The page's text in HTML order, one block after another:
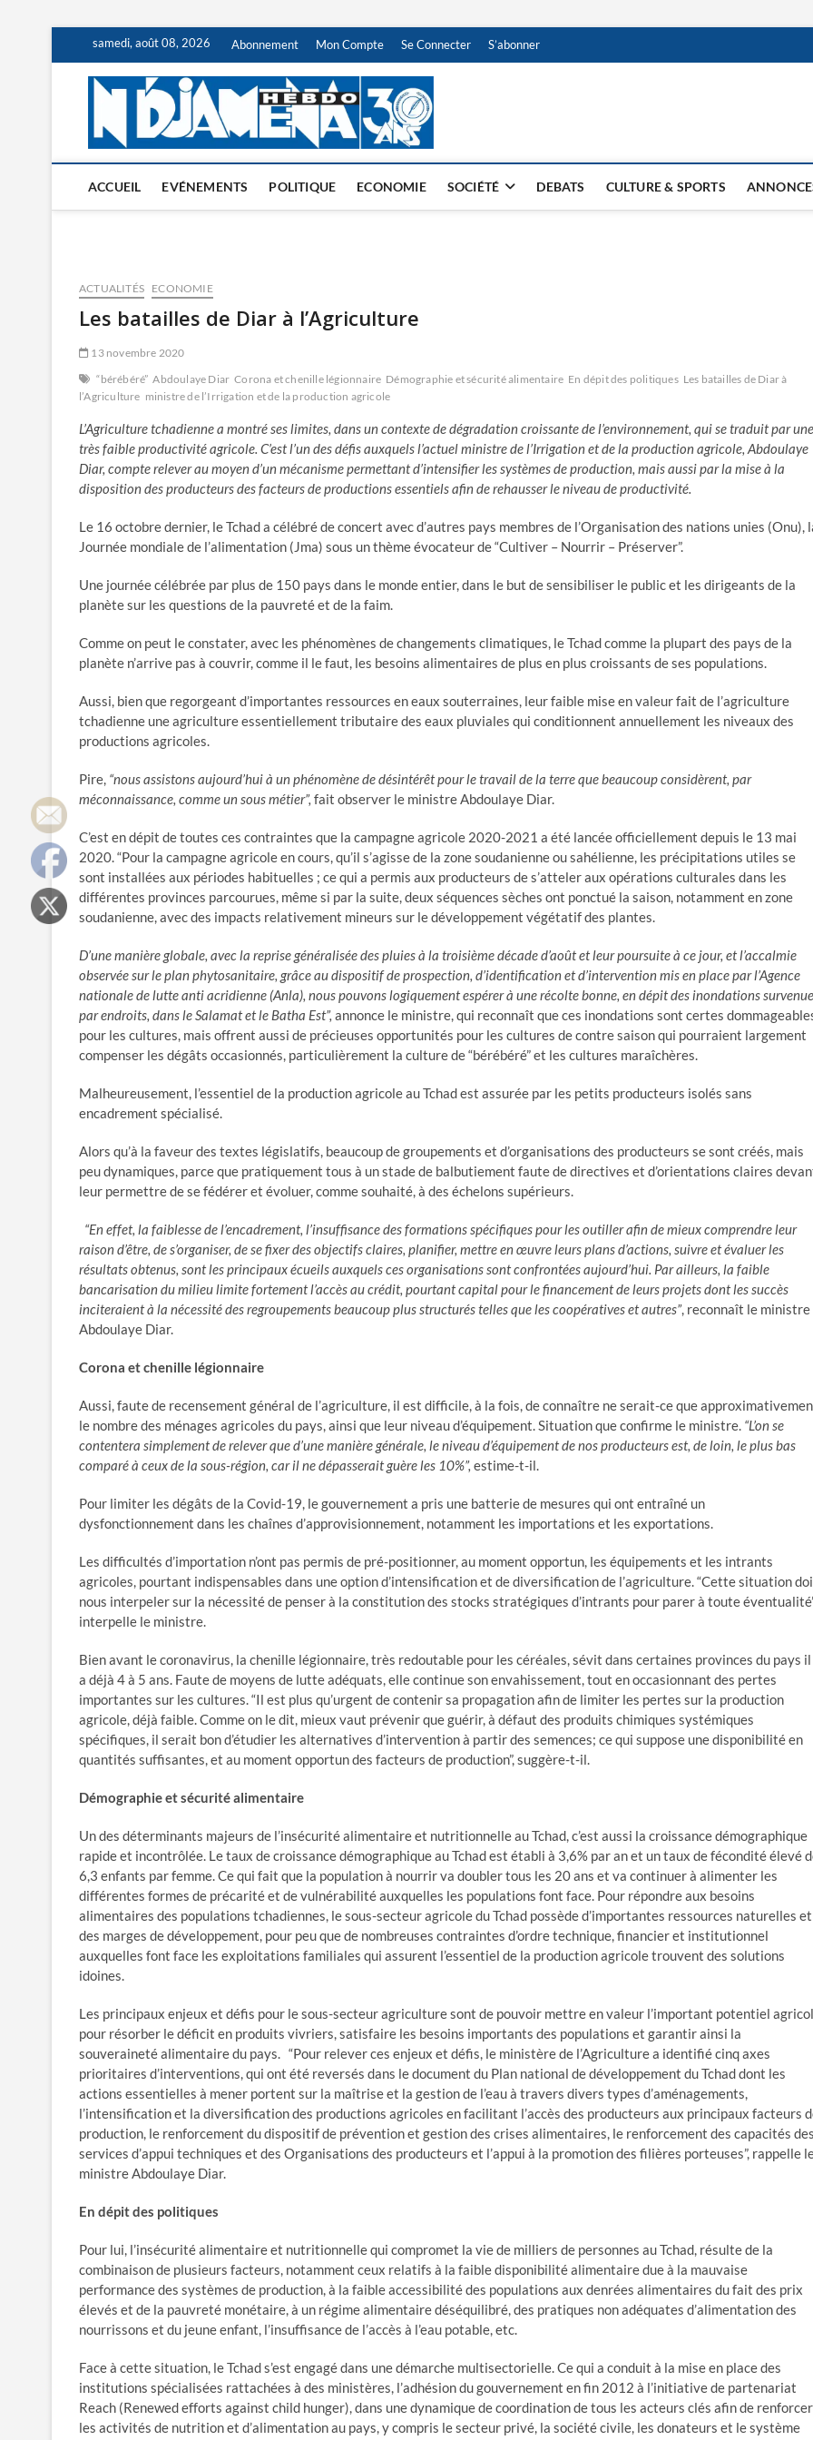
content
samedi, août 08, 2026 Abonnement Mon Compte Se Connecter S’abonner
NDJAMENA HEBDO
ACCUEIL EVÉNEMENTS POLITIQUE ECONOMIE SOCIÉTÉ DEBATS CULTURE & SPORTS
ACTUALITÉS ECONOMIE
Les batailles de Diar à l’Agriculture
13 novembre 2020
“bérébéré” Abdoulaye Diar Corona et chenille légionnaire Démographie et sécurité alimentaire En dépit des politiques Les batailles de Diar à
l’Agriculture ministre de l’Irrigation et de la production agricole
L’Agriculture tchadienne a montré ses limites, dans un contexte de dégradation croissante de l’environnement, qui se traduit par une
très faible productivité agricole. C’est l’un des défis auxquels l’actuel ministre de l’Irrigation et de la production agricole, Abdoulaye
Diar, compte relever au moyen d’un mécanisme permettant d’intensifier les systèmes de production, mais aussi par la mise à la
disposition des producteurs des facteurs de productions essentiels afin de rehausser le niveau de productivité.
Le 16 octobre dernier, le Tchad a célébré de concert avec d’autres pays membres de l’Organisation des nations unies (Onu),
Journée mondiale de l’alimentation (Jma) sous un thème évocateur de “Cultiver – Nourrir – Préserver”.
Une journée célébrée par plus de 150 pays dans le monde entier, dans le but de sensibiliser le public et les dirigeants de la
planète sur les questions de la pauvreté et de la faim.
Comme on peut le constater, avec les phénomènes de changements climatiques, le Tchad comme la plupart des pays de la
planète n’arrive pas à couvrir, comme il le faut, les besoins alimentaires de plus en plus croissants de ses populations.
Aussi, bien que regorgeant d’importantes ressources en eaux souterraines, leur faible mise en valeur fait de l’agriculture
tchadienne une agriculture essentiellement tributaire des eaux pluviales qui conditionnent annuellement les niveaux des
productions agricoles.
Pire, “nous assistons aujourd’hui à un phénomène de désintérêt pour le travail de la terre que beaucoup considèrent, par
méconnaissance, comme un sous métier”, fait observer le ministre Abdoulaye Diar.
C’est en dépit de toutes ces contraintes que la campagne agricole 2020-2021 a été lancée officiellement depuis le 13 mai
2020. “Pour la campagne agricole en cours, qu’il s’agisse de la zone soudanienne ou sahélienne, les précipitations utiles se
sont installées aux périodes habituelles ; ce qui a permis aux producteurs de s’atteler aux opérations culturales dans les
différentes provinces parcourues, même si par la suite, deux séquences sèches ont ponctué la saison, notamment en zone
soudanienne, avec des impacts relativement mineurs sur le développement végétatif des plantes.
D’une manière globale, avec la reprise généralisée des pluies à la troisième décade d’août et leur poursuite à ce jour, et l’accalmie
observée sur le plan phytosanitaire, grâce au dispositif de prospection, d’identification et d’intervention mis en place par l’Agence
nationale de lutte anti acridienne (Anla), nous pouvons logiquement espérer à une récolte bonne, en dépit des inondations
par endroits, dans le Salamat et le Batha Est”, annonce le ministre, qui reconnaît que ces inondations sont certes
pour les cultures, mais offrent aussi de précieuses opportunités pour les cultures de contre saison qui pourraient largement
compenser les dégâts occasionnés, particulièrement la culture de “bérébéré” et les cultures maraîchères.
Malheureusement, l’essentiel de la production agricole au Tchad est assurée par les petits producteurs isolés sans
encadrement spécialisé.
Alors qu’à la faveur des textes législatifs, beaucoup de groupements et d’organisations des producteurs se sont créés, mais
peu dynamiques, parce que pratiquement tous à un stade de balbutiement faute de directives et d’orientations claires
leur permettre de se fédérer et évoluer, comme souhaité, à des échelons supérieurs.
“En effet, la faiblesse de l’encadrement, l’insuffisance des formations spécifiques pour les outiller afin de mieux comprendre leur
raison d’être, de s’organiser, de se fixer des objectifs claires, planifier, mettre en œuvre leurs plans d’actions, suivre et évaluer les
résultats obtenus, sont les principaux écueils auxquels ces organisations sont confrontées aujourd’hui. Par ailleurs, la faible
bancarisation du milieu limite fortement l’accès au crédit, pourtant capital pour le financement de leurs projets dont les succès
inciteraient à la nécessité des regroupements beaucoup plus structurés telles que les coopératives et autres”, reconnaît le ministre
Abdoulaye Diar.
Corona et chenille légionnaire
Aussi, faute de recensement général de l’agriculture, il est difficile, à la fois, de connaître ne serait-ce que
le nombre des ménages agricoles du pays, ainsi que leur niveau d’équipement. Situation que confirme le ministre. “L’on se
contentera simplement de relever que d’une manière générale, le niveau d’équipement de nos producteurs est, de loin, le plus bas
comparé à ceux de la sous-région, car il ne dépasserait guère les 10%”, estime-t-il.
Pour limiter les dégâts de la Covid-19, le gouvernement a pris une batterie de mesures qui ont entraîné un
dysfonctionnement dans les chaînes d’approvisionnement, notamment les importations et les exportations.
Les difficultés d’importation n’ont pas permis de pré-positionner, au moment opportun, les équipements et les intrants
agricoles, pourtant indispensables dans une option d’intensification et de diversification de l’agriculture. “Cette situation
nous interpeler sur la nécessité de penser à la constitution des stocks stratégiques d’intrants pour parer à toute
interpelle le ministre.
Bien avant le coronavirus, la chenille légionnaire, très redoutable pour les céréales, sévit dans certaines provinces du pays
a déjà 4 à 5 ans. Faute de moyens de lutte adéquats, elle continue son envahissement, tout en occasionnant des pertes
importantes sur les cultures. “Il est plus qu’urgent de contenir sa propagation afin de limiter les pertes sur la production
agricole, déjà faible. Comme on le dit, mieux vaut prévenir que guérir, à défaut des produits chimiques systémiques
spécifiques, il serait bon d’étudier les alternatives d’intervention à partir des semences; ce qui suppose une disponibilité en
quantités suffisantes, et au moment opportun des facteurs de production”, suggère-t-il.
Démographie et sécurité alimentaire
Un des déterminants majeurs de l’insécurité alimentaire et nutritionnelle au Tchad, c’est aussi la croissance démographique
rapide et incontrôlée. Le taux de croissance démographique au Tchad est établi à 3,6% par an et un taux de fécondité élevé
6,3 enfants par femme. Ce qui fait que la population à nourrir va doubler tous les 20 ans et va continuer à alimenter les
différentes formes de précarité et de vulnérabilité auxquelles les populations font face. Pour répondre aux besoins
alimentaires des populations tchadiennes, le sous-secteur agricole du Tchad possède d’importantes ressources naturelles et
des marges de développement, pour peu que de nombreuses contraintes d’ordre technique, financier et institutionnel
auxquelles font face les exploitations familiales qui assurent l’essentiel de la production agricole trouvent des solutions
idoines.
Les principaux enjeux et défis pour le sous-secteur agriculture sont de pouvoir mettre en valeur l’important potentiel
pour résorber le déficit en produits vivriers, satisfaire les besoins importants des populations et garantir ainsi la
souveraineté alimentaire du pays. “Pour relever ces enjeux et défis, le ministère de l’Agriculture a identifié cinq axes
prioritaires d’interventions, qui ont été reversés dans le document du Plan national de développement du Tchad dont les
actions essentielles à mener portent sur la maîtrise et la gestion de l’eau à travers divers types d’aménagements,
l’intensification et la diversification des productions agricoles en facilitant l’accès des producteurs aux principaux facteurs
production, le renforcement du dispositif de prévention et gestion des crises alimentaires, le renforcement des capacités des
services d’appui techniques et des Organisations des producteurs et l’appui à la promotion des filières porteuses”, rappelle
ministre Abdoulaye Diar.
En dépit des politiques
Pour lui, l’insécurité alimentaire et nutritionnelle qui compromet la vie de milliers de personnes au Tchad, résulte de la
combinaison de plusieurs facteurs, notamment ceux relatifs à la faible disponibilité alimentaire due à la mauvaise
performance des systèmes de production, à la faible accessibilité des populations aux denrées alimentaires du fait des prix
élevés et de la pauvreté monétaire, à un régime alimentaire déséquilibré, des pratiques non adéquates d’alimentation des
nourrissons et du jeune enfant, l’insuffisance de l’accès à l’eau potable, etc.
Face à cette situation, le Tchad s’est engagé dans une démarche multisectorielle. Ce qui a conduit à la mise en place des
institutions spécialisées rattachées à des ministères, l’adhésion du gouvernement en fin 2012 à l’initiative de partenariat
Reach (Renewed efforts against child hunger), dans une dynamique de coordination de tous les acteurs clés afin de renforcer
les activités de nutrition et d’alimentation au pays, y compris le secteur privé, la société civile, les donateurs et le système